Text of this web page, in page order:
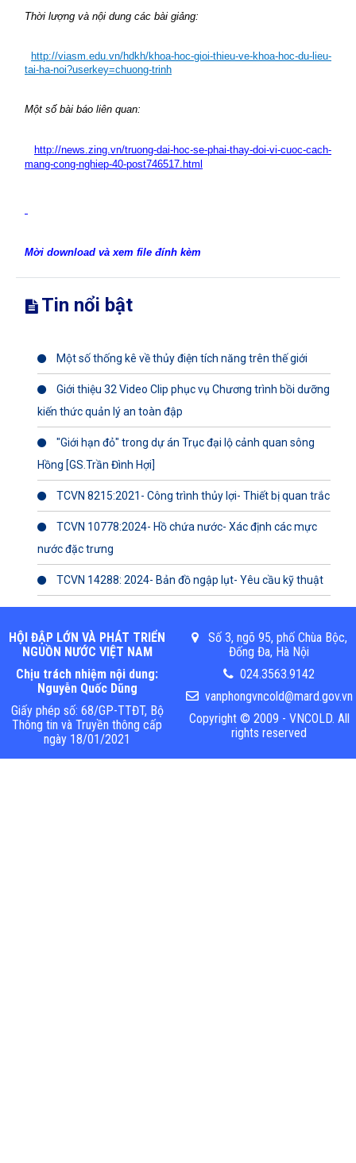
Thời lượng và nội dung các bài giảng:
http://viasm.edu.vn/hdkh/khoa-hoc-gioi-thieu-ve-khoa-hoc-du-lieu-
tai-ha-noi?userkey=chuong-trinh
Một số bài báo liên quan:
http://news.zing.vn/truong-dai-hoc-se-phai-thay-doi-vi-cuoc-cach-
mang-cong-nghiep-40-post746517.html
Mời download và xem file đính kèm
Tin nổi bật
Một số thống kê về thủy điện tích năng trên thế giới
Giới thiệu 32 Video Clip phục vụ Chương trình bồi dưỡng
kiến thức quản lý an toàn đập
"Giới hạn đỏ" trong dự án Trục đại lộ cảnh quan sông
Hồng [GS.Trần Đình Hợi]
TCVN 8215:2021- Công trình thủy lợi- Thiết bị quan trắc
TCVN 10778:2024- Hồ chứa nước- Xác định các mực
nước đặc trưng
TCVN 14288: 2024- Bản đồ ngập lụt- Yêu cầu kỹ thuật
HỘI ĐẬP LỚN VÀ PHÁT TRIỂN
NGUỒN NƯỚC VIỆT NAM
Chịu trách nhiệm nội dung:
Nguyễn Quốc Dũng
Giấy phép số: 68/GP-TTĐT, Bộ
Thông tin và Truyền thông cấp
ngày 18/01/2021
Số 3, ngõ 95, phố Chùa Bộc,
Đống Đa, Hà Nội
024.3563.9142
vanphongvncold@mard.gov.vn
Copyright © 2009 - VNCOLD. All
rights reserved